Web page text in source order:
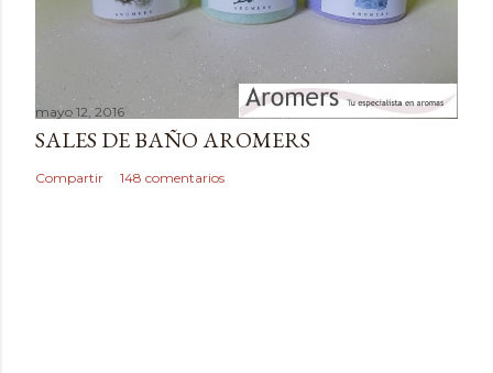
mayo 12, 2016
SALES DE BAÑO AROMERS
Compartir 148 comentarios